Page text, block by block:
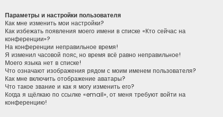
Параметры и настройки пользователя
Как мне изменить мои настройки?
Как избежать появления моего имени в списке «Кто сейчас на
конференции»?
На конференции неправильное время!
Я изменил часовой пояс, но время всё равно неправильное!
Моего языка нет в списке!
Что означают изображения рядом с моим именем пользователя?
Как мне включить отображение аватары?
Что такое звание и как я могу изменить его?
Когда я щёлкаю по ссылке «email», от меня требуют войти на
конференцию!